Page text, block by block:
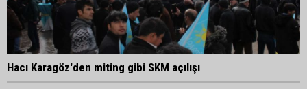
Hacı Karagöz'den miting gibi SKM açılışı